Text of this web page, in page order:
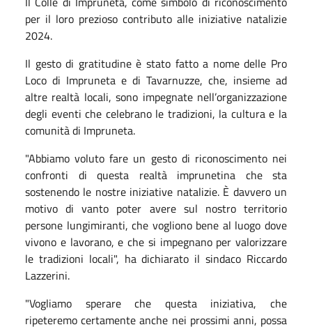
per il loro prezioso contributo alle iniziative natalizie
2024.
Il gesto di gratitudine è stato fatto a nome delle Pro
Loco di Impruneta e di Tavarnuzze, che, insieme ad
altre realtà locali, sono impegnate nell’organizzazione
degli eventi che celebrano le tradizioni, la cultura e la
comunità di Impruneta.
"Abbiamo voluto fare un gesto di riconoscimento nei
confronti di questa realtà imprunetina che sta
sostenendo le nostre iniziative natalizie. È davvero un
motivo di vanto poter avere sul nostro territorio
persone lungimiranti, che vogliono bene al luogo dove
vivono e lavorano, e che si impegnano per valorizzare
le tradizioni locali", ha dichiarato il sindaco Riccardo
Lazzerini.
"Vogliamo sperare che questa iniziativa, che
ripeteremo certamente anche nei prossimi anni, possa